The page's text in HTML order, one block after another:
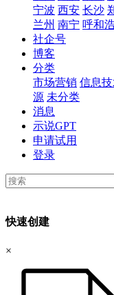
宁波 西安 长沙
兰州 南宁 呼和
社企号
博客
分类
市场营销 信息
源 未分类
消息
示说GPT
申请试用
登录
快速创建
×